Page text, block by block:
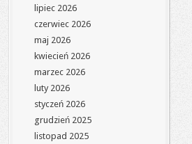
lipiec 2026
czerwiec 2026
maj 2026
kwiecień 2026
marzec 2026
luty 2026
styczeń 2026
grudzień 2025
listopad 2025